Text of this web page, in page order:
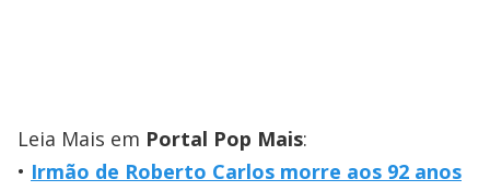
Leia Mais em Portal Pop Mais:
Irmão de Roberto Carlos morre aos 92 anos